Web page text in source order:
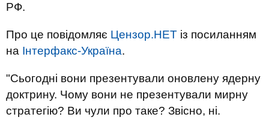
РФ.
Про це повідомляє Цензор.НЕТ із посиланням
на Інтерфакс-Україна.
"Сьогодні вони презентували оновлену ядерну
доктрину. Чому вони не презентували мирну
стратегію? Ви чули про таке? Звісно, ні.